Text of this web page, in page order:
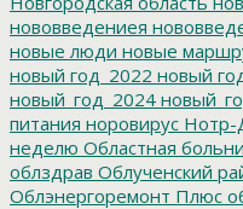
нововведениея
новые люди новые
новый год_2022 новый
новый_год_2024
питания норовирус Нотр-
неделю Областная
облздрав Облученский
Облэнергоремонт Плюс